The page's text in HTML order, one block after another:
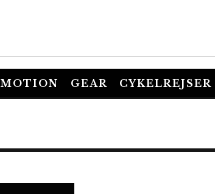
MOTION GEAR CYKELREJSER